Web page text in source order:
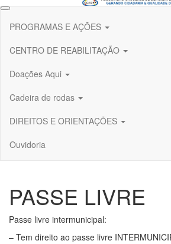
Skip
thePROGRAMAS E AÇÕES
CENTRO DE REABILITAÇÃO
Doações Aqui
Cadeira de rodas
DIREITOS E ORIENTAÇÕES
Ouvidoria
PASSE LIVRE
Passe livre intermunicipal:
– Tem direito ao passe livre